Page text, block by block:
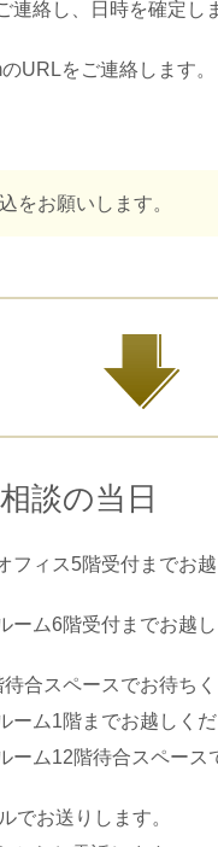
連絡し、日時を確定し
URLをご連絡します。
をお願いします。
談の当日
フィス5階受付までお
ーム6階受付までお越
合スペースでお待ち
ーム1階までお越しく
ーム12階待合スペース
でお送りします。